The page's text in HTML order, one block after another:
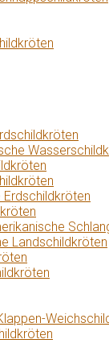
Landschildkröten